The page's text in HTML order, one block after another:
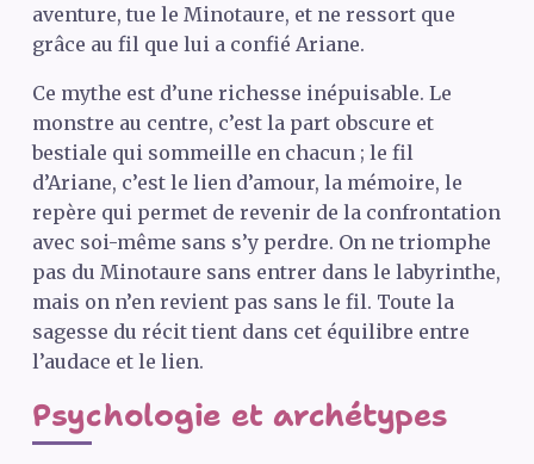
aventure, tue le Minotaure, et ne ressort que
grâce au fil que lui a confié Ariane.
Ce mythe est d’une richesse inépuisable. Le
monstre au centre, c’est la part obscure et
bestiale qui sommeille en chacun ; le fil
d’Ariane, c’est le lien d’amour, la mémoire, le
repère qui permet de revenir de la confrontation
avec soi-même sans s’y perdre. On ne triomphe
pas du Minotaure sans entrer dans le labyrinthe,
mais on n’en revient pas sans le fil. Toute la
sagesse du récit tient dans cet équilibre entre
l’audace et le lien.
Psychologie et archétypes